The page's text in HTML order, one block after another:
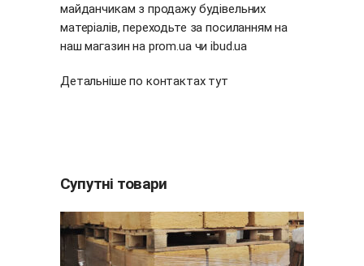
майданчикам з продажу будівельних
матеріалів, переходьте за посиланням на
наш магазин на prom.uaчиibud.ua
Детальніше по контактах тут
Супутні товари